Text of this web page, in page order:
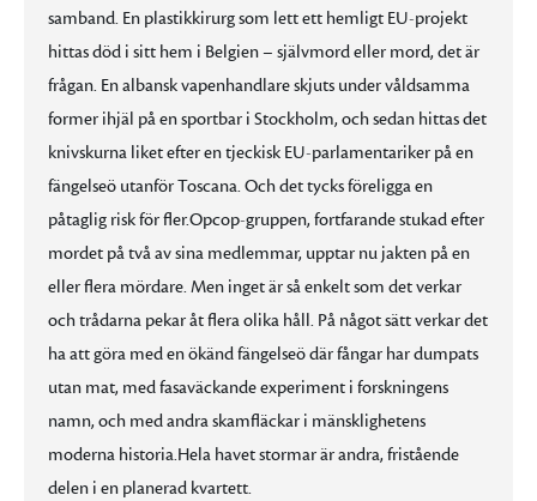
samband. En plastikkirurg som lett ett hemligt EU-projekt
hittas död i sitt hem i Belgien – självmord eller mord, det är
frågan. En albansk vapenhandlare skjuts under våldsamma
former ihjäl på en sportbar i Stockholm, och sedan hittas det
knivskurna liket efter en tjeckisk EU-parlamentariker på en
fängelseö utanför Toscana. Och det tycks föreligga en
påtaglig risk för fler.Opcop-gruppen, fortfarande stukad efter
mordet på två av sina medlemmar, upptar nu jakten på en
eller flera mördare. Men inget är så enkelt som det verkar
och trådarna pekar åt flera olika håll. På något sätt verkar det
ha att göra med en ökänd fängelseö där fångar har dumpats
utan mat, med fasaväckande experiment i forskningens
namn, och med andra skamfläckar i mänsklighetens
moderna historia.Hela havet stormar är andra, fristående
delen i en planerad kvartett.